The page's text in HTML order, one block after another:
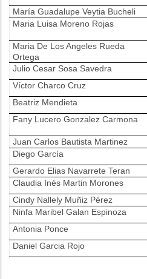
María Guadalupe Veytia Bucheli
Maria Luisa Moreno Rojas
Maria De Los Angeles Rueda
Ortega
Julio Cesar Sosa Savedra
Víctor Charco Cruz
Beatriz Mendieta
Fany Lucero Gonzalez Carmona
Juan Carlos Bautista Martinez
Diego García
Gerardo Elias Navarrete Teran
Claudia Inés Martin Morones
Cindy Nallely Muñiz Pérez
Ninfa Maribel Galan Espinoza
Antonia Ponce
Daniel Garcia Rojo